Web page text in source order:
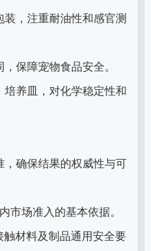
，注重耐油性和感官测
保障宠物食品安全。
养皿，对化学稳定性和
确保结果的权威性与可
市场准入的基本依据。
材料及制品通用安全要